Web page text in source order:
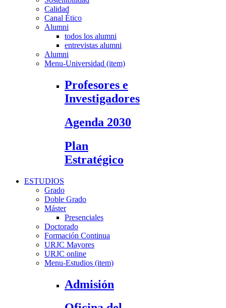
Calidad
Canal Ético
Alumni
todos los alumni
entrevistas alumni
Alumni
Menu-Universidad (item)
Profesores e
Investigadores
Agenda 2030
Plan
Estratégico
ESTUDIOS
Grado
Doble Grado
Máster
Presenciales
Doctorado
Formación Continua
URJC Mayores
URJC online
Menu-Estudios (item)
Admisión